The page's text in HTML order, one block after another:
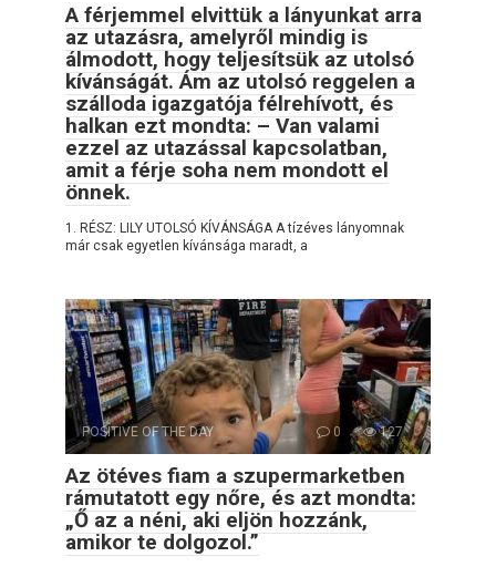
A férjemmel elvittük a lányunkat arra
az utazásra, amelyről mindig is
álmodott, hogy teljesítsük az utolsó
kívánságát. Ám az utolsó reggelen a
szálloda igazgatója félrehívott, és
halkan ezt mondta: – Van valami
ezzel az utazással kapcsolatban,
amit a férje soha nem mondott el
önnek.
1. RÉSZ: LILY UTOLSÓ KÍVÁNSÁGA A tízéves lányomnak
már csak egyetlen kívánsága maradt, a
POSITIVE OF THE DAY 0 127
Az ötéves fiam a szupermarketben
rámutatott egy nőre, és azt mondta:
„Ő az a néni, aki eljön hozzánk,
amikor te dolgozol.”